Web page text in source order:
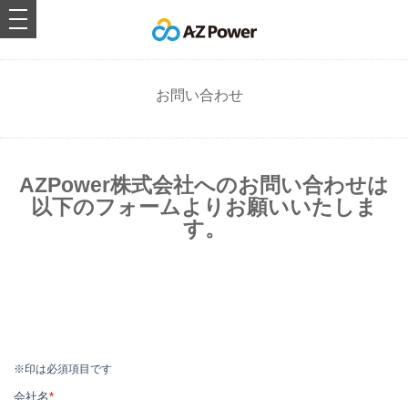
toggle
お問い合わせ
AZPower株式会社へのお問い合わせは
以下のフォームよりお願いいたしま
す。